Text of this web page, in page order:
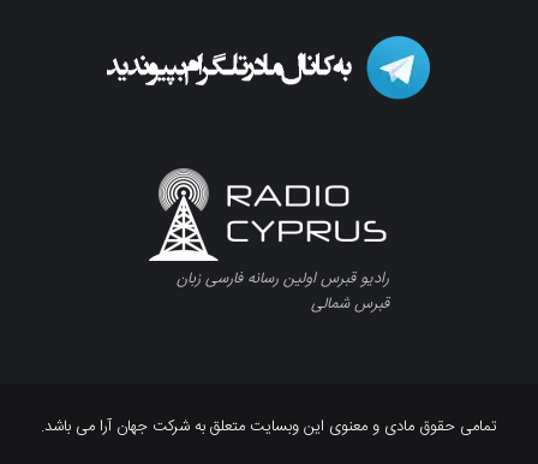
رادیو قبرس اولین رسانه فارسی زبان
قبرس شمالی
تمامی حقوق مادی و معنوی این وبسایت متعلق به شرکت جهان آرا می باشد.